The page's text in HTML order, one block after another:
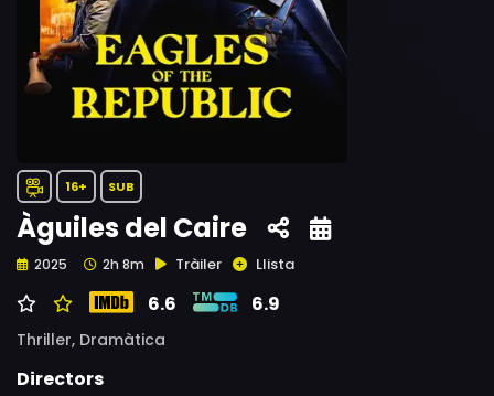
16+ SUB
Àguiles del Caire
2025 2h 8m Tràiler Llista
6.6 6.9
Thriller, Dramàtica
Directors